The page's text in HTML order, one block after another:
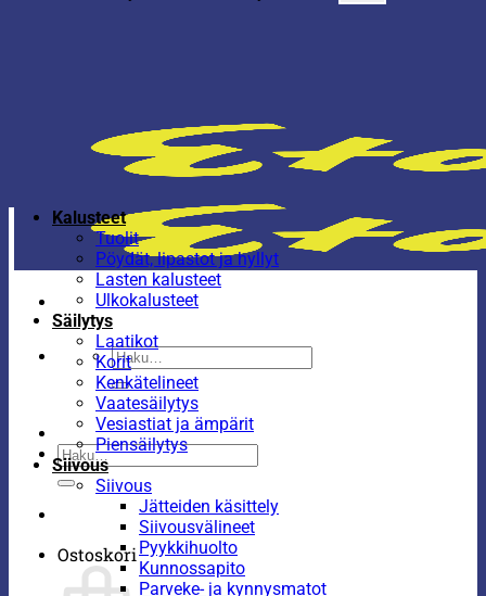
Etsi:
Etsi:
Ostoskori
Kalusteet
Tuolit
Pöydät, lipastot ja hyllyt
Lasten kalusteet
Ulkokalusteet
Säilytys
Laatikot
Korit
Kenkätelineet
Vaatesäilytys
Vesiastiat ja ämpärit
Piensäilytys
Siivous
Siivous
Jätteiden käsittely
Siivousvälineet
Pyykkihuolto
Kunnossapito
Parveke- ja kynnysmatot